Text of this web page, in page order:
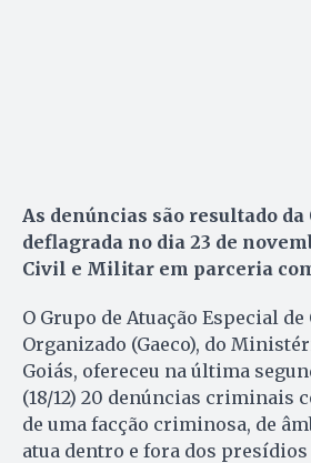
As denúncias são resultado
deflagrada no dia 23 de
Civil e Militar em parceria
O Grupo de Atuação Especial
Organizado (Gaeco), do
Goiás, ofereceu na última
(18/12) 20 denúncias criminais
de uma facção criminosa, de
atua dentro e fora dos presídios